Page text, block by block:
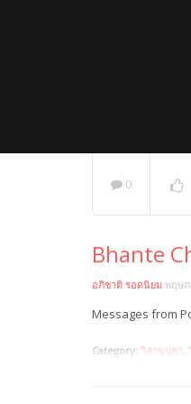
0
Bhante
อภิชาติ รอดนิยม พฤษภ
Messages from
Category: วิสาขบูชา,